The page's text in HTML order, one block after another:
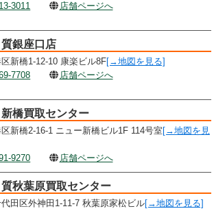
3011
店舗ページへ
銀座口店
新橋1-12-10 康楽ビル8F[→地図を見る]
7708
店舗ページへ
橋買取センター
新橋2-16-1 ニュー新橋ビル1F 114号室 [→地図を見
9270
店舗ページへ
秋葉原買取センター
田区外神田1-11-7 秋葉原家松ビル[→地図を見る]